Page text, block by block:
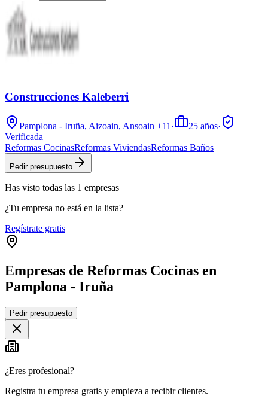
Construcciones Kaleberri
Pamplona - Iruña, Aizoain, Ansoain +11 · 25 años·
Verificada
Reformas CocinasReformas ViviendasReformas Baños
Pedir presupuesto
Has visto todas las 1 empresas
¿Tu empresa no está en la lista?
Regístrate gratis
Empresas de Reformas Cocinas en
Pamplona - Iruña
+
−
Pedir presupuesto
¿Eres profesional?
Registra tu empresa gratis y empieza a recibir clientes.